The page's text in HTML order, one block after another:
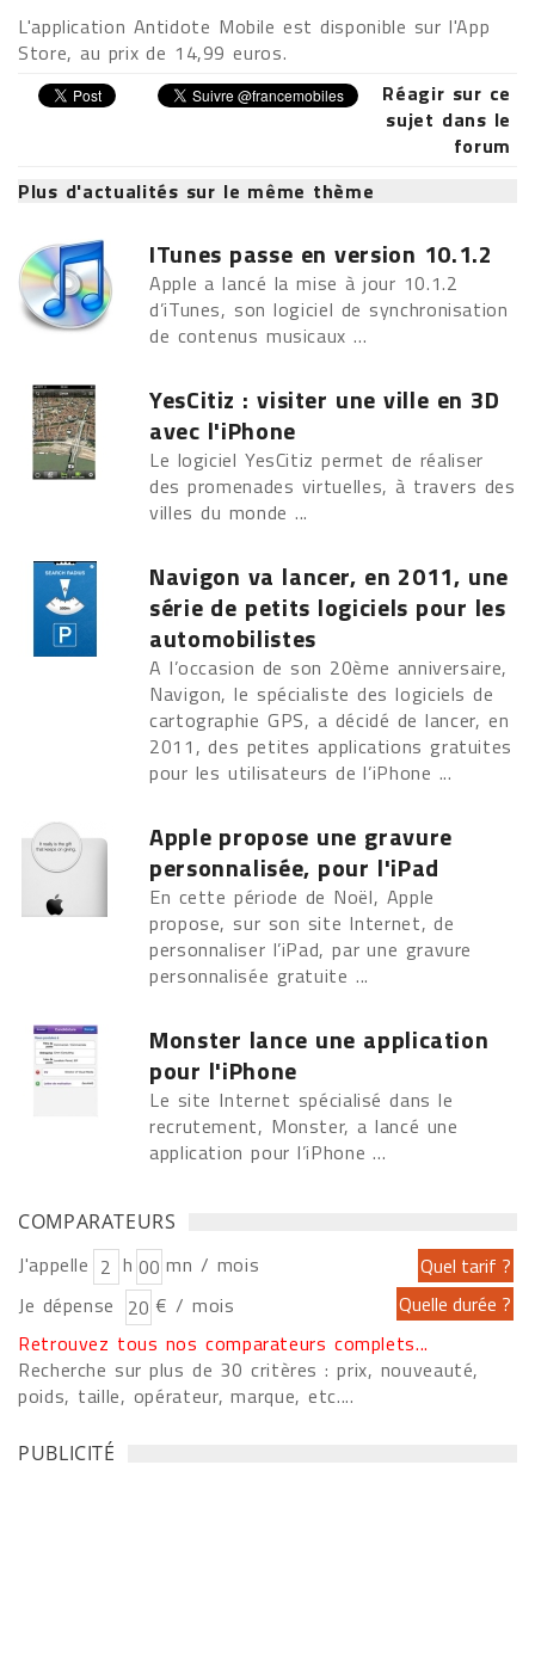
L'application Antidote Mobile est disponible sur l'App
Store, au prix de 14,99 euros.
Réagir sur ce
sujet dans le
forum
Plus d'actualités sur le même thème
ITunes passe en version 10.1.2
Apple a lancé la mise à jour 10.1.2
d’iTunes, son logiciel de synchronisation
de contenus musicaux ...
YesCitiz : visiter une ville en 3D
avec l'iPhone
Le logiciel YesCitiz permet de réaliser
des promenades virtuelles, à travers des
villes du monde ...
Navigon va lancer, en 2011, une
série de petits logiciels pour les
automobilistes
A l’occasion de son 20ème anniversaire,
Navigon, le spécialiste des logiciels de
cartographie GPS, a décidé de lancer, en
2011, des petites applications gratuites
pour les utilisateurs de l’iPhone ...
Apple propose une gravure
personnalisée, pour l'iPad
En cette période de Noël, Apple
propose, sur son site Internet, de
personnaliser l’iPad, par une gravure
personnalisée gratuite ...
Monster lance une application
pour l'iPhone
Le site Internet spécialisé dans le
recrutement, Monster, a lancé une
application pour l’iPhone ...
COMPARATEURS
J'appelle h
mn / mois
Je dépense
€ / mois
Retrouvez tous nos comparateurs complets...
Recherche sur plus de 30 critères : prix, nouveauté,
poids, taille, opérateur, marque, etc....
PUBLICITÉ